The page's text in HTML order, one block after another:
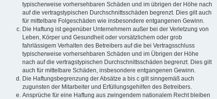
typischerweise vorhersehbaren Schäden und im übrigen der Höhe nach
auf die vertragstypischen Durchschnittsschäden begrenzt. Dies gilt auch
für mittelbare Folgeschäden wie insbesondere entgangenen Gewinn.
Die Haftung ist gegenüber Unternehmern außer bei der Verletzung von
Leben, Körper und Gesundheit oder vorsätzlichem oder grob
fahrlässigem Verhalten des Betreibers auf die bei Vertragsschluss
typischerweise vorhersehbaren Schäden und im Übrigen der Höhe
nach auf die vertragstypischen Durchschnittsschäden begrenzt. Dies gilt
auch für mittelbare Schäden, insbesondere entgangenen Gewinn.
Die Haftungsbegrenzung der Absätze a bis c gilt sinngemäß auch
zugunsten der Mitarbeiter und Erfüllungsgehilfen des Betreibers.
Ansprüche für eine Haftung aus zwingendem nationalem Recht bleiben